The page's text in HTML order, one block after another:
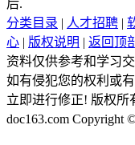
后.
分类目录 | 人才招聘 |
心 | 版权说明 | 返回顶
资料仅供参考和学习
如有侵犯您的权利或
立即进行修正! 版权所
doc163.com Copyright